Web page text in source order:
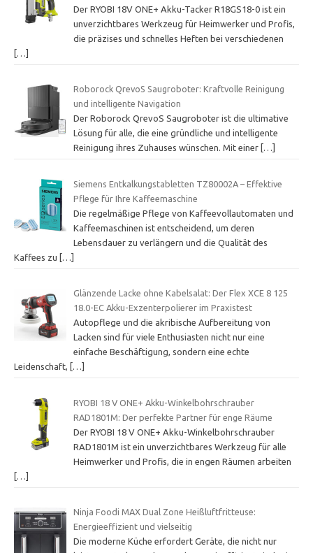
Der RYOBI 18V ONE+ Akku-Tacker R18GS18-0 ist ein
unverzichtbares Werkzeug für Heimwerker und Profis,
die präzises und schnelles Heften bei verschiedenen
[…]
Roborock QrevoS Saugroboter: Kraftvolle Reinigung
und intelligente Navigation
Der Roborock QrevoS Saugroboter ist die ultimative
Lösung für alle, die eine gründliche und intelligente
Reinigung ihres Zuhauses wünschen. Mit einer […]
Siemens Entkalkungstabletten TZ80002A – Effektive
Pflege für Ihre Kaffeemaschine
Die regelmäßige Pflege von Kaffeevollautomaten und
Kaffeemaschinen ist entscheidend, um deren
Lebensdauer zu verlängern und die Qualität des
Kaffees zu […]
Glänzende Lacke ohne Kabelsalat: Der Flex XCE 8 125
18.0-EC Akku-Exzenterpolierer im Praxistest
Autopflege und die akribische Aufbereitung von
Lacken sind für viele Enthusiasten nicht nur eine
einfache Beschäftigung, sondern eine echte
Leidenschaft,
[…]
RYOBI 18 V ONE+ Akku-Winkelbohrschrauber
RAD1801M: Der perfekte Partner für enge Räume
Der RYOBI 18 V ONE+ Akku-Winkelbohrschrauber
RAD1801M ist ein unverzichtbares Werkzeug für alle
Heimwerker und Profis, die in engen Räumen arbeiten
[…]
Ninja Foodi MAX Dual Zone Heißluftfritteuse:
Energieeffizient und vielseitig
Die moderne Küche erfordert Geräte, die nicht nur